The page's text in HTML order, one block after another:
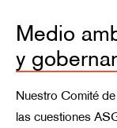
Medio
y
Nuestro Comité
las cuestiones